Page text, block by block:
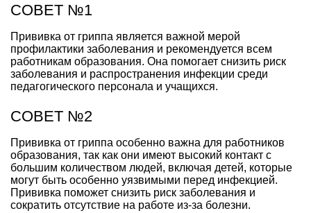
СОВЕТ №1
Прививка от гриппа является важной мерой
профилактики заболевания и рекомендуется всем
работникам образования. Она помогает снизить риск
заболевания и распространения инфекции среди
педагогического персонала и учащихся.
СОВЕТ №2
Прививка от гриппа особенно важна для работников
образования, так как они имеют высокий контакт с
большим количеством людей, включая детей, которые
могут быть особенно уязвимыми перед инфекцией.
Прививка поможет снизить риск заболевания и
сократить отсутствие на работе из-за болезни.